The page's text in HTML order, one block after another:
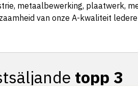
metaalbewerking, plaatwerk,
van onze A-kwaliteit
topp 3